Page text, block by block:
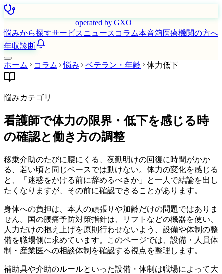
operated by GXO
悩みから探すサービスニュース コラム本音箱医療機関の方へ
年収診断
ホーム コラム 悩み ベテラン・年齢 体力低下
悩みカテゴリ
看護師で体力の限界・低下を感じる時
の確認と働き方の調整
移乗介助のたびに腰にくる、夜勤明けの回復に時間がかか
る、若い頃と同じペースでは動けない。体力の変化を感じる
と、「迷惑をかける前に辞めるべきか」と一人で結論を出し
たくなりますが、その前に確認できることがあります。
身体への負担は、本人の頑張りや加齢だけの問題ではありま
せん。国の腰痛予防対策指針は、リフトなどの機器を使い、
人力だけの抱え上げを原則行わせないよう、設備や体制の整
備を職場側に求めています。このページでは、設備・人員体
制・産業医への相談体制を確認する視点を整理します。
補助具や介助のルールといった設備・体制は職場によって大